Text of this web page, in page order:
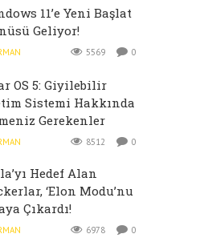
11’e Yeni Başlat
Geliyor!
5569 0
OS 5: Giyilebilir
Sistemi Hakkında
Gerekenler
8512 0
Hedef Alan
‘Elon Modu’nu
Çıkardı!
6978 0